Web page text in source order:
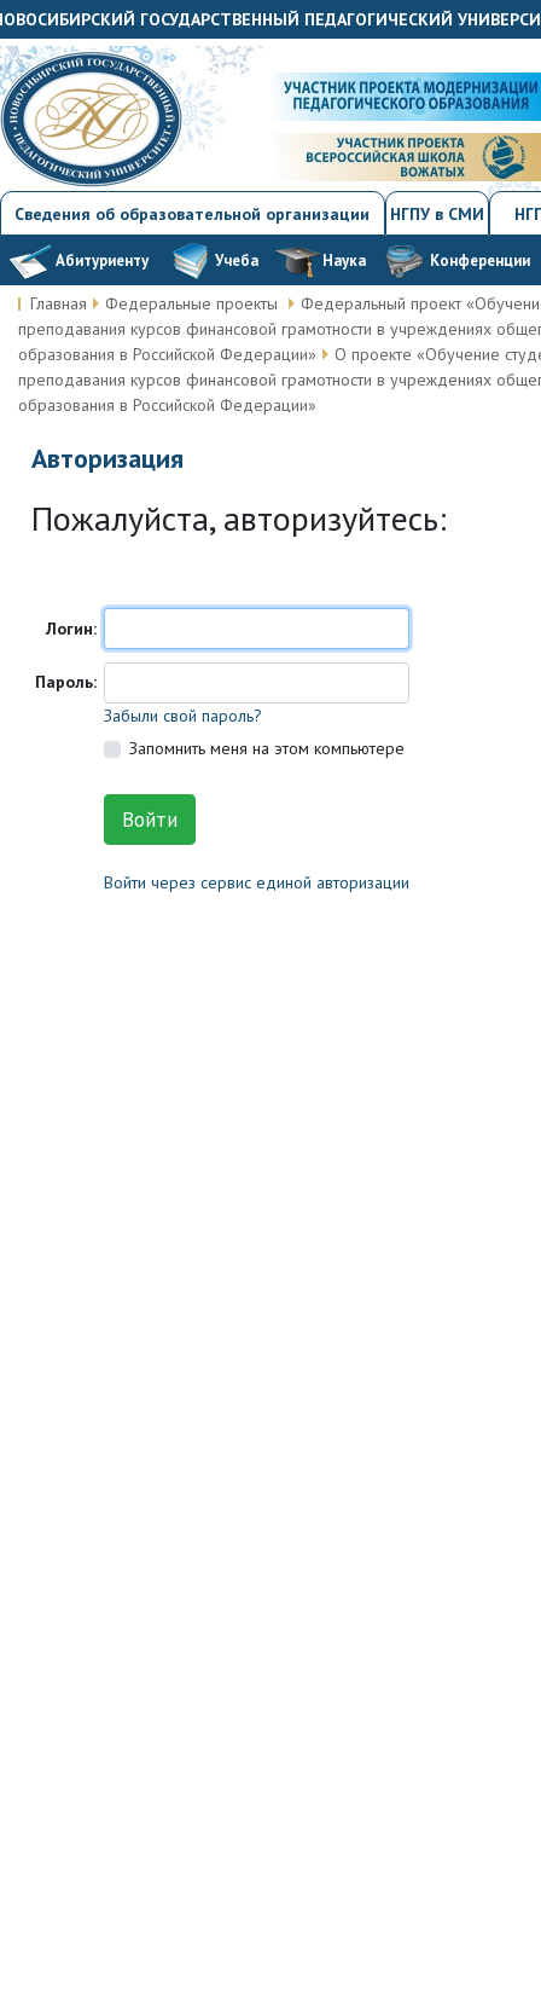
ГОСУДАРСТВЕННЫЙ ПЕДАГОГИЧЕСКИЙ
Сведения об образовательной организации НГПУ в СМИ
Абитуриенту Учеба Наука Конференции
Главная Федеральные проекты
Федеральный проект
преподавания курсов финансовой грамотности в учреждениях
образования в Российской Федерации»
О проекте «Обучение
преподавания курсов финансовой грамотности в учреждениях
образования в Российской Федерации»
Авторизация
Пожалуйста, авторизуйтесь:
Логин:
Пароль:
Забыли свой пароль?
Запомнить меня на этом компьютере
Войти через сервис единой авторизации